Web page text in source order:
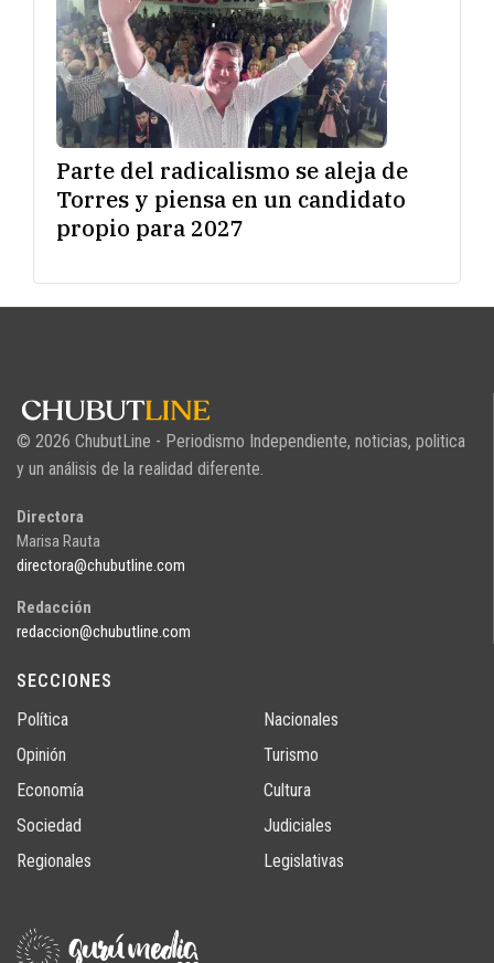
Parte del radicalismo se aleja de
Torres y piensa en un candidato
propio para 2027
© 2026 ChubutLine - Periodismo Independiente, noticias, politica
y un análisis de la realidad diferente.
Directora
Marisa Rauta
directora@chubutline.com
Redacción
redaccion@chubutline.com
SECCIONES
Política
Opinión
Economía
Sociedad
Regionales
Nacionales
Turismo
Cultura
Judiciales
Legislativas